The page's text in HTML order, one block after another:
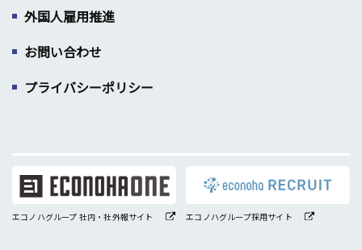
外国人雇用推進
お問い合わせ
プライバシーポリシー
エコノハグループ 社内・社外報サイト エコノハグループ採用サイト